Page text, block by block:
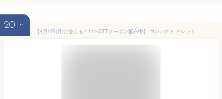
20th
【4月1日(月)に使える！11%OFFクーポン配布中】 コンパクト ドレッサー デスク 兼用 おしゃれ かわいい スツール付き コンセント付き ミニドレッサー 化粧 メイク コスメ 化粧台 鏡台 メイク台 ミラー 引出し 収納 木製 木目調 北欧 シンプル